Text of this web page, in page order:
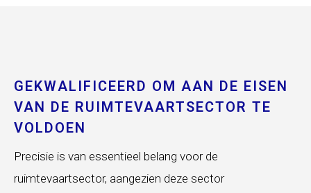
GEKWALIFICEERD OM AAN DE EISEN
VAN DE RUIMTEVAARTSECTOR TE
VOLDOEN
Precisie is van essentieel belang voor de
ruimtevaartsector, aangezien deze sector